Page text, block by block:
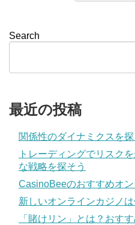
Search
最近の投稿
関係性のダイナミクスを
トレーディングでリスク
な戦略を探そう
CasinoBeeのおすすめオ
新しいオンラインカジノ
「賭けリン」とは？おす